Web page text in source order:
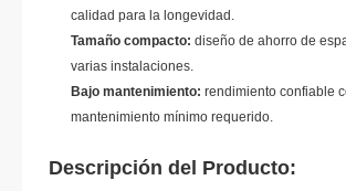
calidad para la longevidad.
Tamaño compacto: diseño de ahorro de
varias instalaciones.
Bajo mantenimiento: rendimiento confiable
mantenimiento mínimo requerido.
Descripción del Producto: